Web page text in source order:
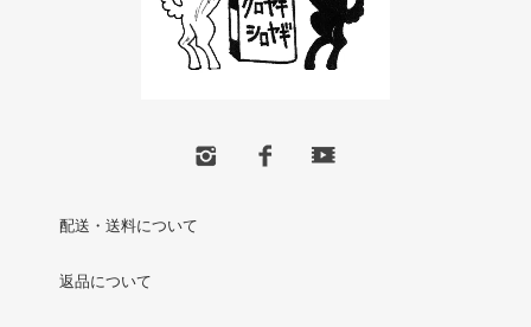
配送・送料について
返品について